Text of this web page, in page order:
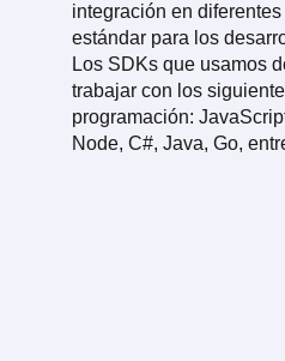
integración en
estándar para los
Los SDKs que usamos
trabajar con los
programación:
Node, C#, Java, Go,